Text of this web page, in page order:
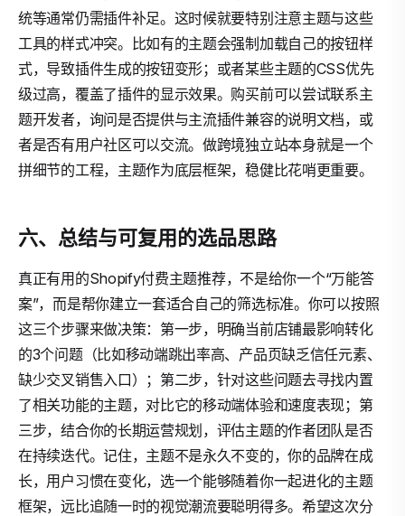
统等通常仍需插件补足。这时候就要特别注意主题与这些
工具的样式冲突。比如有的主题会强制加载自己的按钮样
式，导致插件生成的按钮变形；或者某些主题的CSS优先
级过高，覆盖了插件的显示效果。购买前可以尝试联系主
题开发者，询问是否提供与主流插件兼容的说明文档，或
者是否有用户社区可以交流。做跨境独立站本身就是一个
拼细节的工程，主题作为底层框架，稳健比花哨更重要。
六、总结与可复用的选品思路
真正有用的Shopify付费主题推荐，不是给你一个“万能答
案”，而是帮你建立一套适合自己的筛选标准。你可以按照
这三个步骤来做决策：第一步，明确当前店铺最影响转化
的3个问题（比如移动端跳出率高、产品页缺乏信任元素、
缺少交叉销售入口）；第二步，针对这些问题去寻找内置
了相关功能的主题，对比它的移动端体验和速度表现；第
三步，结合你的长期运营规划，评估主题的作者团队是否
在持续迭代。记住，主题不是永久不变的，你的品牌在成
长，用户习惯在变化，选一个能够随着你一起进化的主题
框架，远比追随一时的视觉潮流要聪明得多。希望这次分